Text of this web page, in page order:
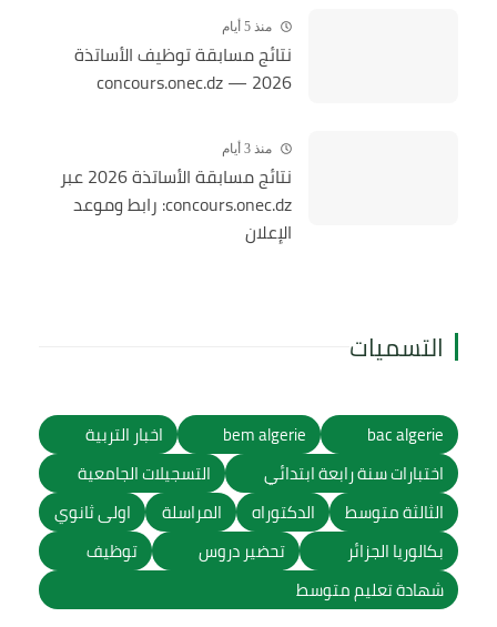
منذ 5 أيام
نتائج مسابقة توظيف الأساتذة
2026 — concours.onec.dz
منذ 3 أيام
نتائج مسابقة الأساتذة 2026 عبر
concours.onec.dz: رابط وموعد
الإعلان
التسميات
bac algerie
bem algerie
اخبار التربية
اختبارات سنة رابعة ابتدائي
التسجيلات الجامعية
الثالثة متوسط
الدكتوراه المراسلة
اولى ثانوي
بكالوريا الجزائر
تحضير دروس
توظيف
شهادة تعليم متوسط